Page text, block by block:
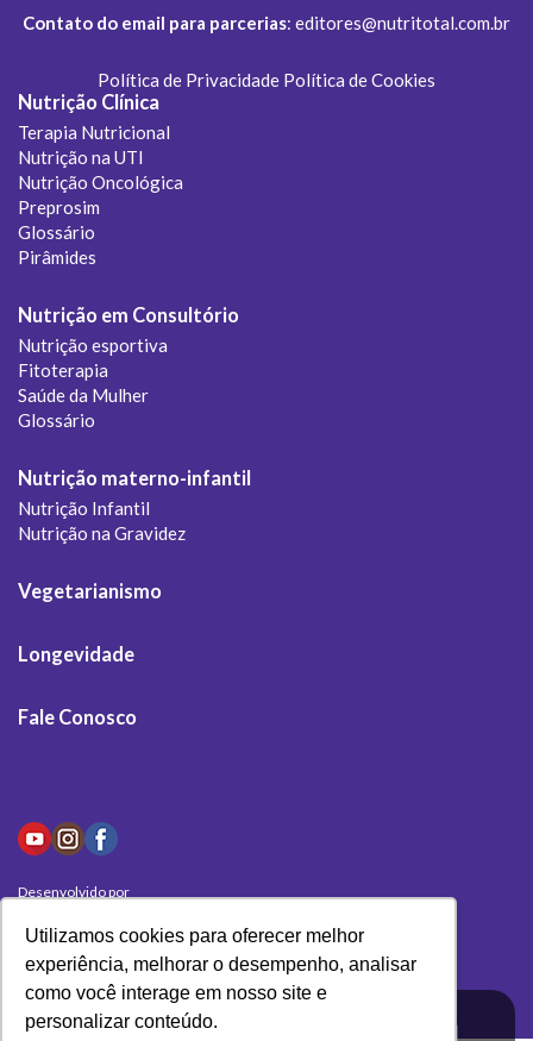
Utilizamos cookies para oferecer melhor
experiência, melhorar o desempenho, analisar
como você interage em nosso site e
personalizar conteúdo.
Contato do email para parcerias: editores@nutritotal.com.br
Política de Privacidade Política de Cookies
Nutrição Clínica
Terapia Nutricional
Nutrição na UTI
Nutrição Oncológica
Preprosim
Glossário
Pirâmides
Nutrição em Consultório
Nutrição esportiva
Fitoterapia
Saúde da Mulher
Glossário
Nutrição materno-infantil
Nutrição Infantil
Nutrição na Gravidez
Vegetarianismo
Longevidade
Fale Conosco
Desenvolvido por